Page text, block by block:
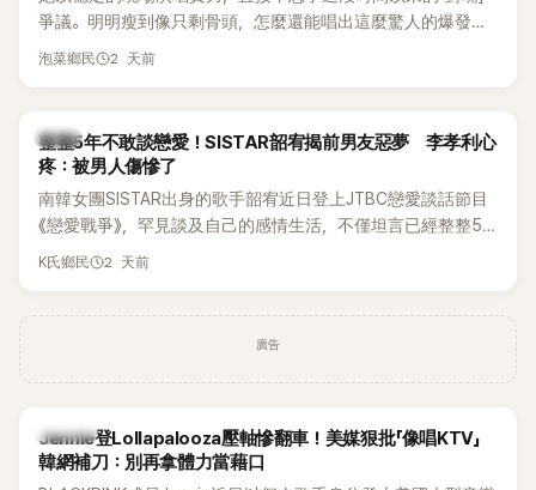
爭議。明明瘦到像只剩骨頭，怎麼還能唱出這麼驚人的爆發力
和音量？
泡菜鄉民 2 天前
韓星
整整5年不敢談戀愛！SISTAR韶宥揭前男友惡夢 李孝利心
疼：被男人傷慘了
南韓女團SISTAR出身的歌手韶宥近日登上JTBC戀愛談話節目
《戀愛戰爭》，罕見談及自己的感情生活，不僅坦言已經整整5
年沒有談戀愛，更首度透露空窗至今的原因，全與上一段戀情
K氏鄉民 2 天前
廣告
K-POP
Jennie登Lollapalooza壓軸慘翻車！美媒狠批「像唱KTV」
韓網補刀：別再拿體力當藉口